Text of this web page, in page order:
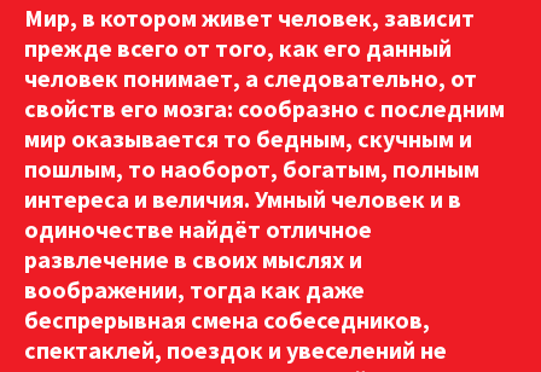
Мир, в котором живет человек, зависит
прежде всего от того, как его данный
человек понимает, а следовательно, от
свойств его мозга: сообразно с последним
мир оказывается то бедным, скучным и
пошлым, то наоборот, богатым, полным
интереса и величия. Умный человек и в
одиночестве найдёт отличное
развлечение в своих мыслях и
воображении, тогда как даже
беспрерывная смена собеседников,
спектаклей, поездок и увеселений не